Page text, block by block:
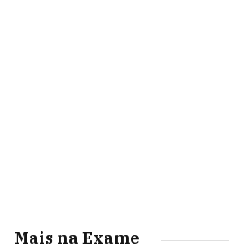
Mais na Exame